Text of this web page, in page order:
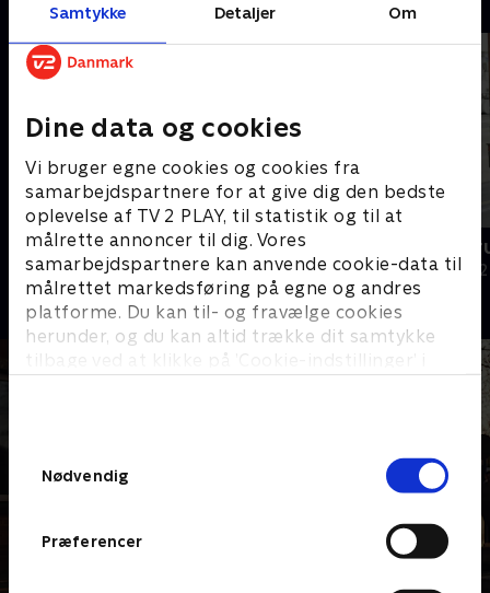
Samtykke Detaljer Om
Dine data og cookies
Vi bruger egne cookies og cookies fra
samarbejdspartnere for at give dig den bedste
oplevelse af TV 2 PLAY, til statistik og til at
målrette annoncer til dig. Vores
samarbejdspartnere kan anvende cookie-data til
målrettet markedsføring på egne og andres
platforme. Du kan til- og fravælge cookies
herunder, og du kan altid trække dit samtykke
tilbage ved at klikke på ’Cookie-indstillinger’ i
Nødvendig
Præferencer
Grænsepatruljen Australien
Dokumentar • 4 sæsoner Dokumentar •